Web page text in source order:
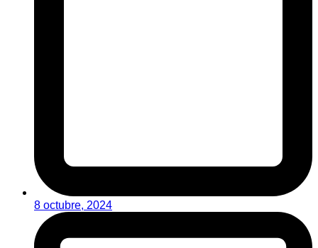
8 octubre, 2024